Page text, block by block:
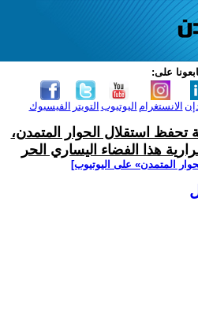
على:
الفيسبوك التويتر اليوتيوب الانستغرام
تحفظ استقلال الحوار المتمدن،
هذا الفضاء اليساري الحر
المتمدن» على اليوتيوب]